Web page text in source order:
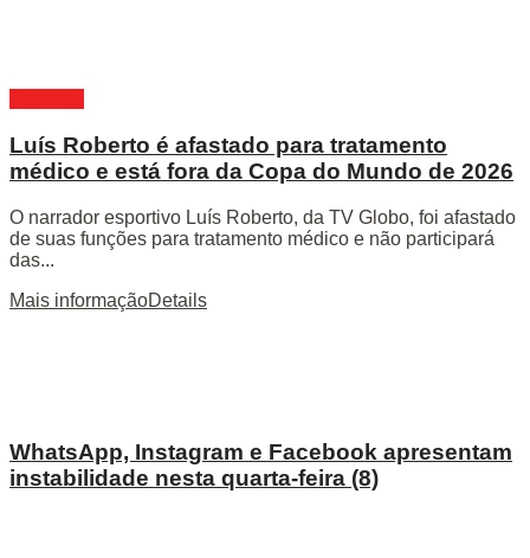
Luís Roberto é afastado para tratamento
médico e está fora da Copa do Mundo de 2026
O narrador esportivo Luís Roberto, da TV Globo, foi afastado
de suas funções para tratamento médico e não participará
das...
Mais informaçãoDetails
WhatsApp, Instagram e Facebook apresentam
instabilidade nesta quarta-feira (8)